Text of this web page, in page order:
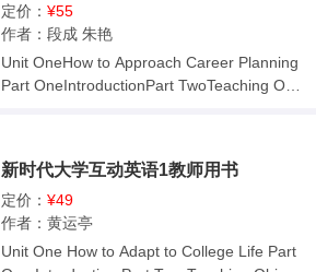
n WRITING 第一部分 写作概述及能力要求
第二部分 常见文体及语篇特征 第一节 记叙文
第二节 描写文 第三节 说明文 第四节 议论文
第三部分 文体的综合运用:限时写作任务 第一
作的语言表达 TRANSLATION 第一部分 翻译
基础知识概述 第二部分 语义翻译 第三部分
词汇翻译 第四部分 句子翻译 第五部分 语篇
定价： ¥55
作者：段成 朱艳
Unit OneHow to Approach Career Planning
Part OneIntroductionPart TwoTeaching Obj
agesUnit TwoHow to Observe Work EthicsP
art OneIntroductionPart TwoTeaching Objec
tivesPart ThreeSuggested Teaching PlanPa
rt FourWords and ExpressionsPart FiveAns
wers to TasksPart SixTranslation of Passag
新时代大学互动英语1教师用书
定价： ¥49
作者：黄运亭
Unit One How to Adapt to College Life Part